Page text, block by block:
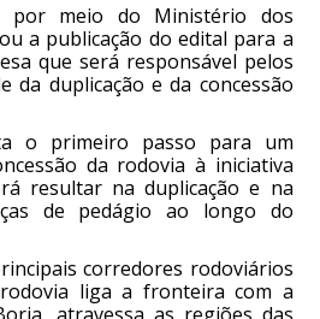
por meio do Ministério dos
a publicação do edital para a
que será responsável pelos
da duplicação e da concessão
o primeiro passo para um
da rodovia à iniciativa
resultar na duplicação e na
de pedágio ao longo do
corredores rodoviários
liga a fronteira com a